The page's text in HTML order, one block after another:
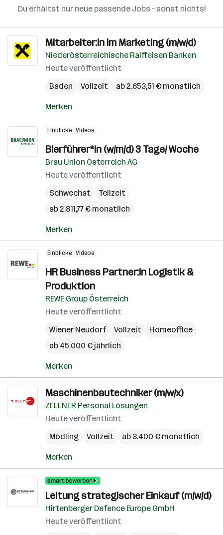
Du erhältst nur neue passende Jobs – sonst nichts!
Mitarbeiter:in im Marketing (m/w/d)
Niederösterreichische Raiffeisen Banken
Heute veröffentlicht
Baden
Vollzeit ab 2.653,51 € monatlich
Merken
Einblicke Videos
Bierführer*in (w/m/d) 3 Tage/ Woche
Brau Union Österreich AG
Heute veröffentlicht
Schwechat
Teilzeit
ab 2.811,77 € monatlich
Merken
Einblicke Videos
HR Business Partner:in Logistik &
Produktion
REWE Group Österreich
Heute veröffentlicht
Wiener Neudorf
Vollzeit
Homeoffice
ab 45.000 € jährlich
Merken
Maschinenbautechniker (m/w/x)
ZELLNER Personal Lösungen
Heute veröffentlicht
Mödling
Vollzeit ab 3.400 € monatlich
Merken
Leitung strategischer Einkauf (m/w/d)
Hirtenberger Defence Europe GmbH
Heute veröffentlicht